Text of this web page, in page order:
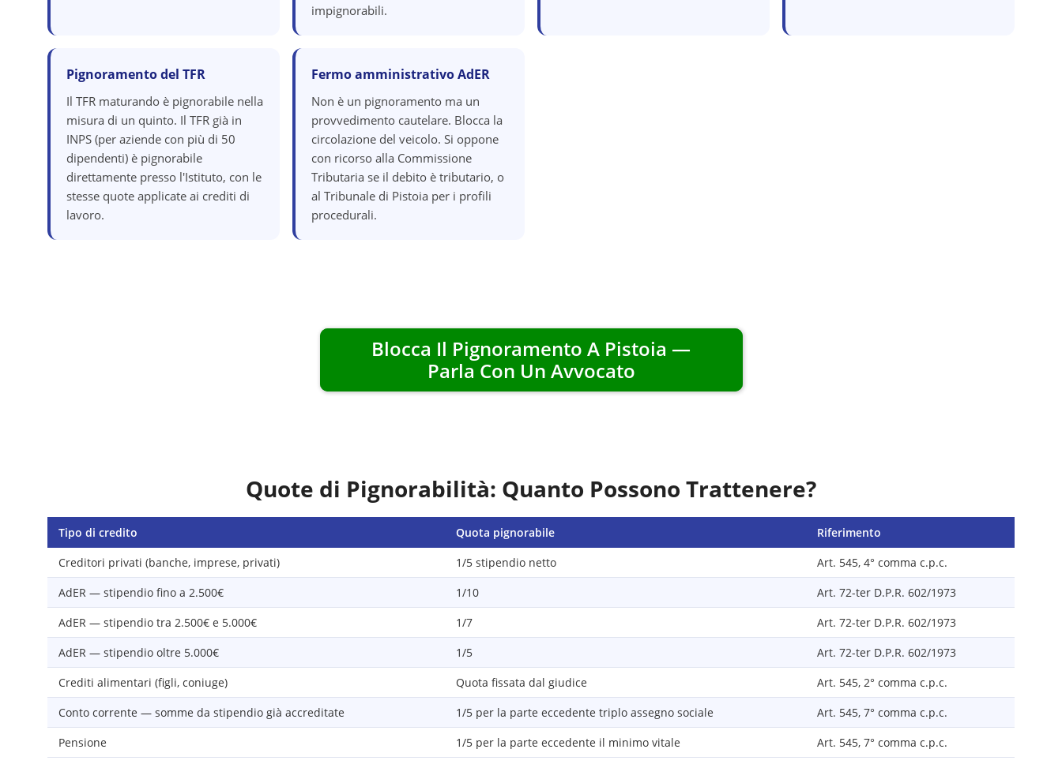
impignorabili.
Pignoramento del TFR
Il TFR maturando è pignorabile nella
misura di un quinto. Il TFR già in
INPS (per aziende con più di 50
dipendenti) è pignorabile
direttamente presso l'Istituto, con le
stesse quote applicate ai crediti di
lavoro.
Fermo amministrativo AdER
Non è un pignoramento ma un
provvedimento cautelare. Blocca la
circolazione del veicolo. Si oppone
con ricorso alla Commissione
Tributaria se il debito è tributario, o
al Tribunale di Pistoia per i profili
procedurali.
Blocca Il Pignoramento A Pistoia —
Parla Con Un Avvocato
Quote di Pignorabilità: Quanto Possono Trattenere?
Tipo di credito Quota pignorabile
Riferimento
Creditori privati (banche, imprese, privati)
1/5 stipendio netto
Art. 545, 4° comma c.p.c.
AdER — stipendio fino a 2.500€
1/10
Art. 72-ter D.P.R. 602/1973
AdER — stipendio tra 2.500€ e 5.000€
1/7
Art. 72-ter D.P.R. 602/1973
AdER — stipendio oltre 5.000€
1/5
Art. 72-ter D.P.R. 602/1973
Crediti alimentari (figli, coniuge)
Quota fissata dal giudice
Art. 545, 2° comma c.p.c.
Conto corrente — somme da stipendio già accreditate
1/5 per la parte eccedente triplo assegno sociale
Art. 545, 7° comma c.p.c.
Pensione
1/5 per la parte eccedente il minimo vitale Art. 545, 7° comma c.p.c.